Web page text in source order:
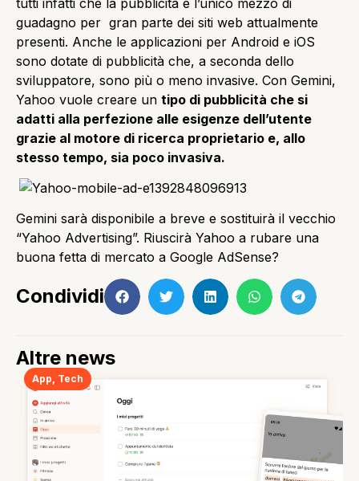
guadagno per gran parte dei siti web attualmente
presenti. Anche le applicazioni per Android e iOS
sono dotate di pubblicità che, a seconda dello
sviluppatore, sono più o meno invasive. Con Gemini,
Yahoo vuole creare un tipo di pubblicità che si
adatti alla perfezione alle esigenze dell’utente
grazie al motore di ricerca proprietario e, allo
stesso tempo, sia poco invasiva.
Gemini sarà disponibile a breve e sostituirà il vecchio
“Yahoo Advertising”. Riuscirà Yahoo a rubare una
buona fetta di mercato a Google AdSense?
Condividi
Altre news
App Tech